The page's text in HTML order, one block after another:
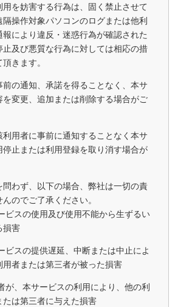
用を妨害する行為は、固く禁止させて
操作対象パソコンのログまたは他利
報により違反・迷惑行為が確認された
止及び悪質な行為に対しては相応の措
きます。
前の通知、承諾を得ることなく、本サ
を変更、追加または削除する場合がご
利用者に事前に通知することなく本サ
停止または利用登録を取り消す場合が
問わず、以下の場合、弊社は一切の責
のでご了承ください。
ビスの使用及び使用不能から生ずるい
損害
ビスの提供遅延、中断または中止によ
用者または第三者が被った損害
が、本サービスの利用により、他の利
たは第三者に与えた損害